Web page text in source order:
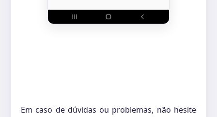
Em caso de dúvidas ou problemas, não hesite